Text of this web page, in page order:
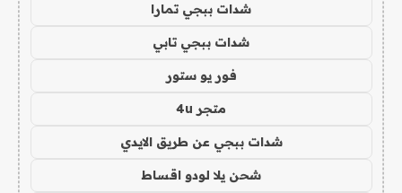
شدات ببجي تمارا
شدات ببجي تابي
فور يو ستور
متجر 4u
شدات ببجي عن طريق الايدي
شحن يلا لودو اقساط